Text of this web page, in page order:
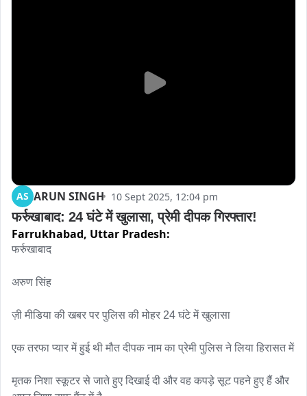
AS ARUN SINGH 10 Sept 2025, 12:04 pm
फर्रुखाबाद: 24 घंटे में खुलासा, प्रेमी दीपक गिरफ्तार!
Farrukhabad, Uttar Pradesh:
फर्रुखाबाद
अरुण सिंह
ज़ी मीडिया की खबर पर पुलिस की मोहर 24 घंटे में खुलासा
एक तरफा प्यार में हुई थी मौत दीपक नाम का प्रेमी पुलिस ने लिया हिरासत में
मृतक निशा स्कूटर से जाते हुए दिखाई दी और वह कपड़े सूट पहने हुए हैं और